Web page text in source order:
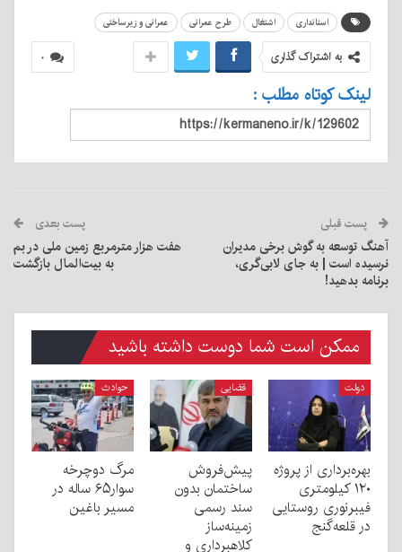
استانداری اشتغال طرح عمرانی عمرانی و زیرساختی
۰ به اشتراک گذاری
لینک کوتاه مطلب :
پست قبلی
آهنگ توسعه به گوش برخی مدیران
نرسیده است | به جای لابی‌گری،
برنامه بدهید!
پست بعدی
هفت هزار مترمربع زمین ملی در بم
به بیت‌المال بازگشت
ممکن است شما دوست داشته باشید
دولت
بهره‌برداری از پروژه
۱۲۰ کیلومتری
فیبرنوری روستایی
در قلعه‌گنج
قضایی
پیش‌فروش
ساختمان بدون
سند رسمی
زمینه‌ساز
کلاهبرداری و
حوادث
مرگ دوچرخه
سوار۶۵ ساله در
مسیر باغین